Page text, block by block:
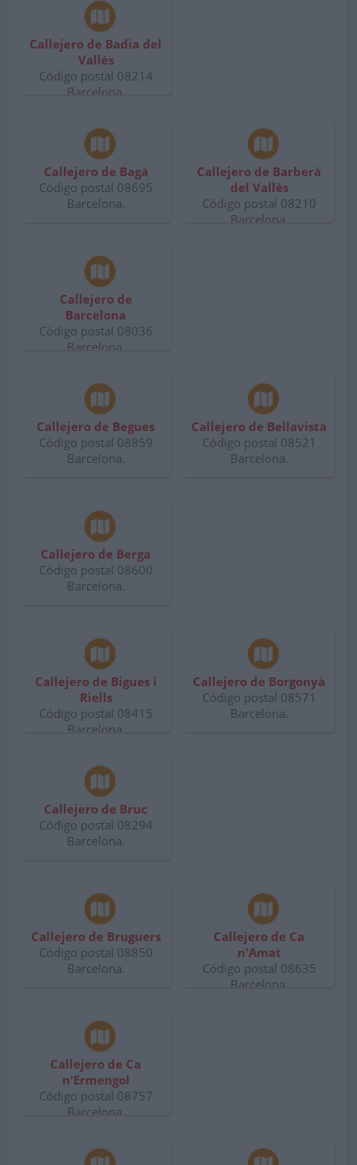
Callejero de Badia del
Vallès
Código postal 08214
Barcelona.
Callejero de Bagà
Código postal 08695
Barcelona.
Callejero de Barberà
del Vallès
Código postal 08210
Barcelona.
Callejero de
Barcelona
Código postal 08036
Barcelona.
Callejero de Begues
Código postal 08859
Barcelona.
Callejero de Bellavista
Código postal 08521
Barcelona.
Callejero de Berga
Código postal 08600
Barcelona.
Callejero de Bigues i
Riells
Código postal 08415
Barcelona.
Callejero de Borgonyà
Código postal 08571
Barcelona.
Callejero de Bruc
Código postal 08294
Barcelona.
Callejero de Bruguers
Código postal 08850
Barcelona.
Callejero de Ca
n'Amat
Código postal 08635
Barcelona.
Callejero de Ca
n'Ermengol
Código postal 08757
Barcelona.